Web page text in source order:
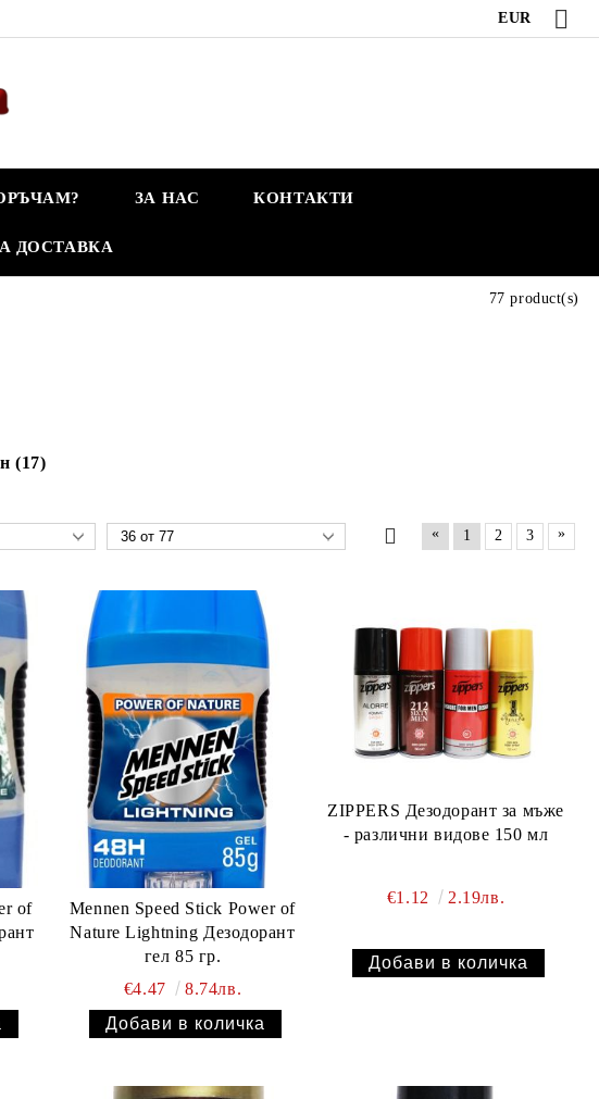
EUR
ЗА НАС КОНТАКТИ
ДОСТАВКА
(17)
77 product(s)
« 1 2 3 »
of
Mennen Speed Stick Power of
Nature Lightning Дезодорант
гел 85 гр.
€4.47
8.74лв.
ZIPPERS Дезодорант за мъже
- различни видове 150 мл
€1.12 2.19лв.